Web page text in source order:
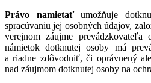
Právo namietaťumožňuje
spracúvaniu jej osobných údajov,
verejnom záujme
námietok dotknutej osoby má
a riadne zdôvodniť, či oprávnený
nad záujmom dotknutej osoby na